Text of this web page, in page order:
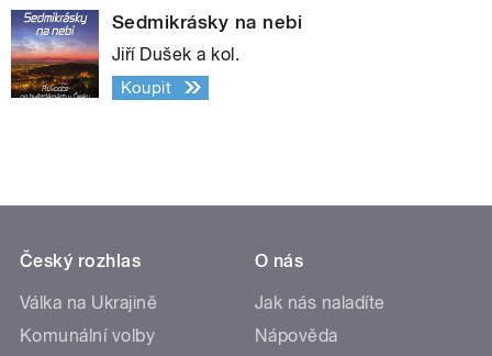
Sedmikrásky na nebi
Jiří Dušek a kol.
Koupit
Český rozhlas
Válka na Ukrajině
Komunální volby
O nás
Jak nás naladíte
Nápověda